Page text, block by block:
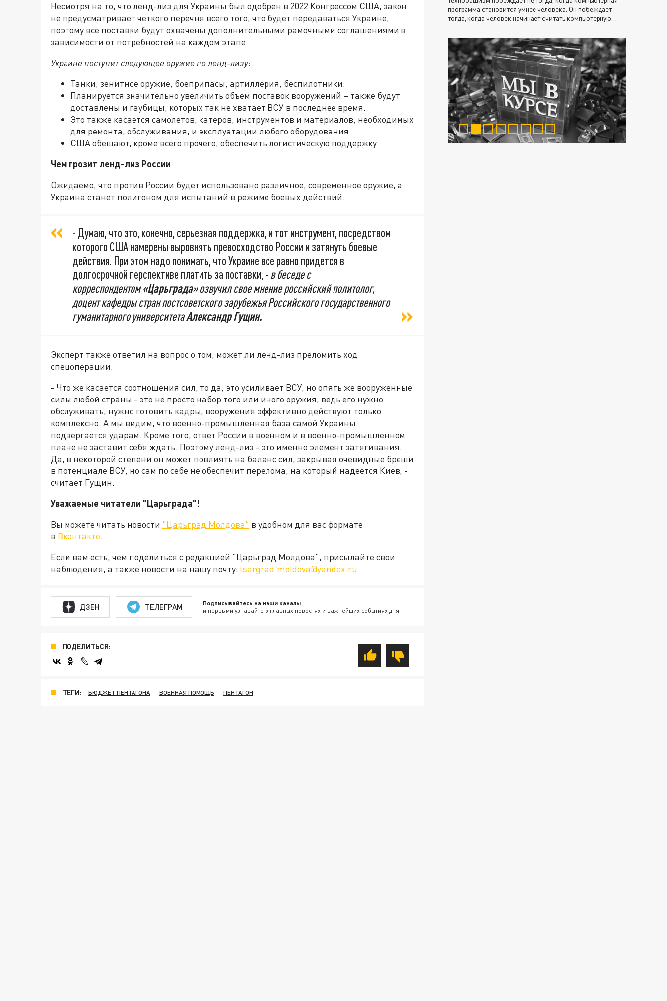
Несмотря на то, что ленд-лиз для Украины был одобрен в 2022 Конгрессом США, закон
не предусматривает четкого перечня всего того, что будет передаваться Украине,
поэтому все поставки будут охвачены дополнительными рамочными соглашениями в
зависимости от потребностей на каждом этапе.
Украине поступит следующее оружие по ленд-лизу:
Танки, зенитное оружие, боеприпасы, артиллерия, беспилотники.
Планируется значительно увеличить объем поставок вооружений – также будут
доставлены и гаубицы, которых так не хватает ВСУ в последнее время.
Это также касается самолетов, катеров, инструментов и материалов, необходимых
для ремонта, обслуживания, и эксплуатации любого оборудования.
США обещают, кроме всего прочего, обеспечить логистическую поддержку
Чем грозит ленд-лиз России
Ожидаемо, что против России будет использовано различное, современное оружие, а
Украина станет полигоном для испытаний в режиме боевых действий.
- Думаю, что это, конечно, серьезная поддержка, и тот инструмент, посредством
которого США намерены выровнять превосходство России и затянуть боевые
действия. При этом надо понимать, что Украине все равно придется в
долгосрочной перспективе платить за поставки, - в беседе с
корреспондентом«Царьграда»озвучил свое мнение российский политолог,
доцент кафедры стран постсоветского зарубежья Российского государственного
гуманитарного университетаАлександр Гущин.
Эксперт также ответил на вопрос о том, может ли ленд-лиз преломить ход
спецоперации.
- Что же касается соотношения сил, то да, это усиливает ВСУ, но опять же вооруженные
силы любой страны - это не просто набор того или иного оружия, ведь его нужно
обслуживать, нужно готовить кадры, вооружения эффективно действуют только
комплексно. А мы видим, что военно-промышленная база самой Украины
подвергается ударам. Кроме того, ответ России в военном и в военно-промышленном
плане не заставит себя ждать. Поэтому ленд-лиз - это именно элемент затягивания.
Да, в некоторой степени он может повлиять на баланс сил, закрывая очевидные бреши
в потенциале ВСУ, но сам по себе не обеспечит перелома, на который надеется Киев, -
считает Гущин.
Уважаемые читатели "Царьграда"!
Вы можете читать новости "Царьград Молдова" в удобном для вас формате
в Вконтакте.
Если вам есть, чем поделиться с редакцией "Царьград Молдова", присылайте свои
наблюдения, а также новости на нашу почту: tsargrad.moldova@yandex.ru
ДЗЕН ТЕЛЕГРАМ Подписывайтесь на наши каналы
и первыми узнавайте о главных новостях и важнейших событиях дня.
ПОДЕЛИТЬСЯ:
ТЕГИ: БЮДЖЕТ ПЕНТАГОНА ВОЕННАЯ ПОМОЩЬ ПЕНТАГОН
программа становится умнее человека. Он побеждает
тогда, когда человек начинает считать компьютерную